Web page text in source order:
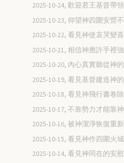
2025-10-24, 歡迎君王基督帶
2025-10-23, 仰望神四圍安營
2025-10-22, 看見神使哀哭變
2025-10-21, 相信神應許手裡
2025-10-20, 內心真實聽從神
2025-10-19, 看見基督建造神
2025-10-18, 看見神飛行書卷
2025-10-17, 不靠勢力才能靠
2025-10-16, 被神潔淨恢復重
2025-10-15, 看見神作四圍火
2025-10-14, 看見神同在的安